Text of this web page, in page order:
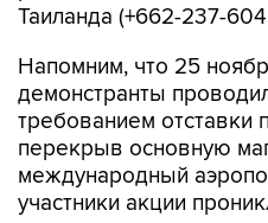
Напомним, что 25
требованием отставки
перекрыв основную
международный
участники акции
аэропорта города, в
оказалась практически